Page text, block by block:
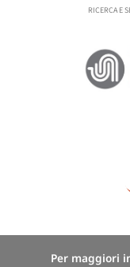
RICERCA E
Per maggiori